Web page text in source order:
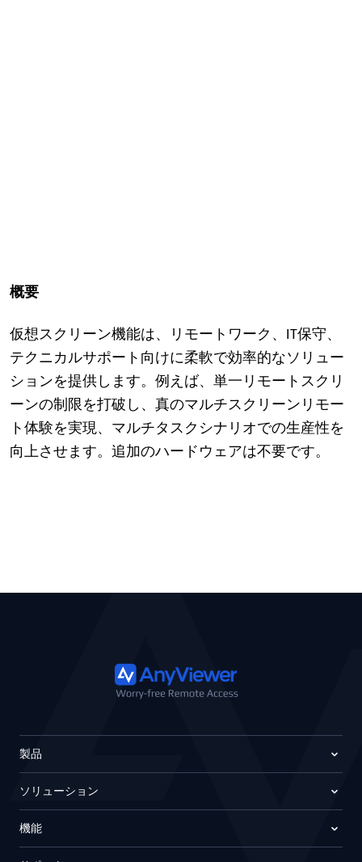
概要
仮想スクリーン機能は、リモートワーク、IT保守、
テクニカルサポート向けに柔軟で効率的なソリュー
ションを提供します。例えば、 単一リモートスクリ
ーンの制限を打破し、 真のマルチスクリーンリモー
ト体験を実現、 マルチタスクシナリオでの生産性を
向上させます。 追加のハードウェアは不要です。
製品
ソリューション
機能